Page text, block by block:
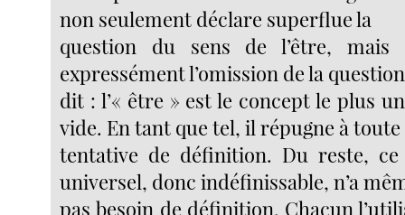
non seulement déclare superflue la
question du sens de l’être, mais
expressément l’omission de la
dit : l’« être » est le concept le plus
vide. En tant que tel, il répugne à toute
tentative de définition. Du reste,
universel, donc indéfinissable, n’a
pas besoin de définition. Chacun